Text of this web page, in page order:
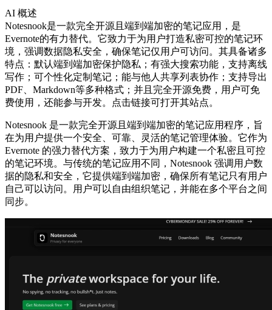
AI 概述
Notesnook是一款完全开源且端到端加密的笔记应用，是
Evernote的有力替代。它致力于为用户打造私密可控的笔记环
境，强调数据隐私安全，确保笔记仅用户可访问。其具备诸多
特点：默认端到端加密保护隐私；有强大搜索功能，支持离线
写作；可个性化定制笔记；能与他人共享列表协作；支持导出
PDF、Markdown等多种格式；并且完全开源免费，用户可免
费使用，还能参与开发。点击链接可打开其站点。
Notesnook 是一款完全开源且端到端加密的笔记应用程序，旨
在为用户提供一个安全、可靠、灵活的笔记管理体验。它作为
Evernote 的强力替代方案，致力于为用户构建一个私密且可控
的笔记环境。与传统的笔记应用不同，Notesnook 强调用户数
据的隐私和安全，它提供端到端加密，确保所有笔记只有用户
自己可以访问。用户可以自由组织笔记，并能在多个平台之间
同步。